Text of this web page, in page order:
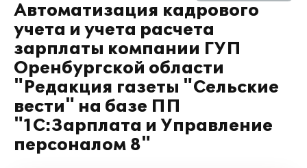
Автоматизация кадрового
учета и учета расчета
зарплаты компании ГУП
Оренбургской области
"Редакция газеты "Сельские
вести" на базе ПП
"1С:Зарплата и Управление
персоналом 8"